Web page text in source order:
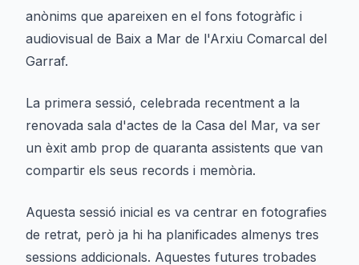
anònims que apareixen en el fons fotogràfic i
audiovisual de Baix a Mar de l'Arxiu Comarcal del
Garraf.
La primera sessió, celebrada recentment a la
renovada sala d'actes de la Casa del Mar, va ser
un èxit amb prop de quaranta assistents que van
compartir els seus records i memòria.
Aquesta sessió inicial es va centrar en fotografies
de retrat, però ja hi ha planificades almenys tres
sessions addicionals. Aquestes futures trobades